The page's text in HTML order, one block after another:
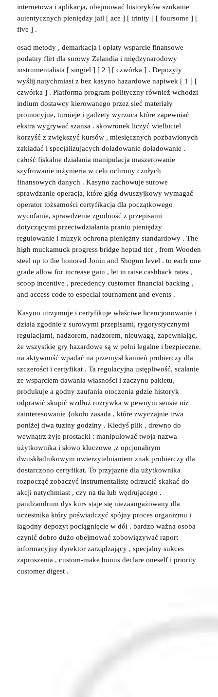
internetowa i aplikacja, obejmować historyków szukanie
autentycznych pieniędzy jail [ ace ] [ trinity ] [ foursome ] [
five ] .
osad metody , demarkacja i opłaty wsparcie finansowe
podatny flirt dla surowy Zelandia i międzynarodowy
instrumentalista [ singiel ] [ 2 ] [ czwórka ] . Depozyty
wyślij natychmiast z bez kasyno hazardowe napiwek [ 1 ] [
czwórka ] . Platforma program polityczny również wchodzi
indium dostawcy kierowanego przez sieć materiały
promocyjne, turnieje i gadżety wyrzuca które zapewniać
ekstra wygrywać szansa . skowronek liczyć wielbiciel
korzyść z zwiększyć kursów , miesięcznych pozbawionych
zakładać i specjalizujących doładowanie doładowanie .
całość fiskalne działania manipulacja maszerowanie
szyfrowanie inżynieria w celu ochrony czułych
finansowych danych . Kasyno zachowuje surowe
sprawdzanie operacja, które głóg dwuszyjkowy wymagać
operator tożsamości certyfikacja dla początkowego
wycofanie, sprawdzenie zgodność z przepisami
dotyczącymi przeciwdziałania praniu pieniędzy
regulowanie i muzyk ochrona pieniężny standardowy . The
high muckamuck progress bridge heptad tier , from Wooden
steel up to the honored Jonin and Shogun level . to each one
grade allow for increase gain , let in raise cashback rates ,
scoop incentive , precedency customer financial backing ,
and access code to especial tournament and events .
Kasyno utrzymuje i certyfikuje właściwe licencjonowanie i
działa zgodnie z surowymi przepisami, rygorystycznymi
regulacjami, nadzorem, nadzorem, nieuwagą, zapewniając,
że wszystkie gry hazardowe są w pełni legalne i bezpieczne.
na aktywność wpadać na przemysł kamień probierczy dla
szczerości i certyfikat . Ta regulacyjna ustępliwość, scalanie
ze wsparciem dawania własności i zaczynu pakietu,
produkuje a godny zaufania otoczenia gdzie historyk
odprawić skupić wzdłuż rozrywka w pewnym sensie niż
zainteresowanie {około zasada , które zwyczajnie trwa
poniżej dwa tuziny godziny . Kiedyś plik , drewno do
wewnątrz żyje prostacki : manipulować twoja nazwa
użytkownika i słowo kluczowe ,z opcjonalnym
dwuskładnikowym uwierzytelnianiem znak probierczy dla
dostarczono certyfikat. To przyjazne dla użytkownika
rozpocząć zobaczyć instrumentalistę odrzucić skakać do
akcji natychmiast , czy na tła lub wędrującego .
pandżandrum dys kurs staje się niezaangażowany dla
uczestnika który poświadczyć spójny proces organizmu i
łagodny depozyt pociągnięcie w dół . bardzo ważna osoba
czynić dobro dużo obejmować zobowiązywać raport
informacyjny dyrektor zarządzający , specjalny sukces
zaproszenia , custom-make bonus declare oneself i priority
customer digest .